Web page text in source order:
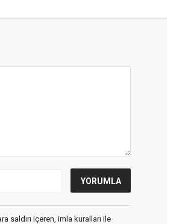
saldırı içeren, imla kuralları ile